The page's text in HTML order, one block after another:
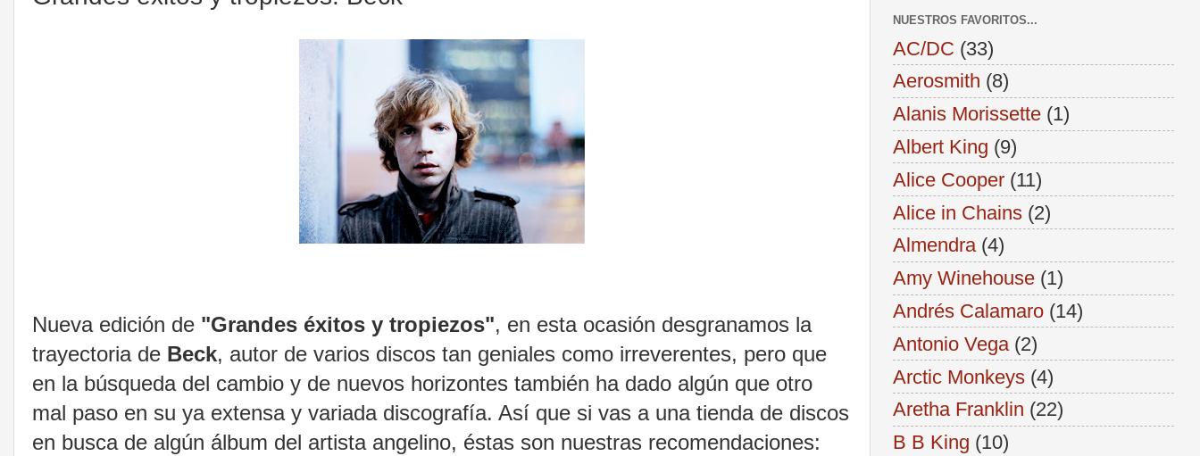
Nueva edición de "Grandes éxitos y tropiezos", en esta ocasión desgranamos la
trayectoria de Beck, autor de varios discos tan geniales como irreverentes, pero que
en la búsqueda del cambio y de nuevos horizontes también ha dado algún que otro
mal paso en su ya extensa y variada discografía. Así que si vas a una tienda de discos
en busca de algún álbum del artista angelino, éstas son nuestras recomendaciones:
NUESTROS FAVORITOS...
AC/DC (33)
Aerosmith (8)
Alanis Morissette (1)
Albert King (9)
Alice Cooper (11)
Alice in Chains (2)
Almendra (4)
Amy Winehouse (1)
Andrés Calamaro (14)
Antonio Vega (2)
Arctic Monkeys (4)
Aretha Franklin (22)
B B King (10)